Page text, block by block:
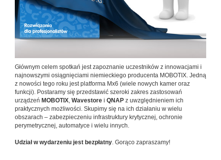
Głównym celem spotkań jest zapoznanie uczestników z innowacjami i
najnowszymi osiągnięciami niemieckiego producenta MOBOTIX. Jedną
z nowości tego roku jest platforma Mx6 (wiele nowych kamer oraz
funkcji). Postaramy się przedstawić szeroki zakres zastosowań
urządzeń MOBOTIX, Wavestore i QNAP z uwzględnieniem ich
praktycznych możliwości. Skupimy się na ich działaniu w wielu
obszarach – zabezpieczeniu infrastruktury krytycznej, ochronie
perymetrycznej, automatyce i wielu innych.
Udział w wydarzeniu jest bezpłatny. Gorąco zapraszamy!